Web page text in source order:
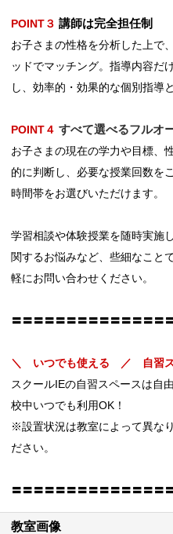
POINT３ 講師は完全担任制
お子さまの性格を分析した上で
ッドでマッチング。指導内容だ
し、効率的・効果的な個別指導
POINT４ すべて選べるフルオ
お子さまの現在の学力や目標、
的に判断し、必要な授業回数を
時間帯をお選びいただけます。
学習相談や体験授業を随時実施
関するお悩みなど、些細なこと
軽にお問い合わせください。
〓〓〓〓〓〓〓〓〓〓〓〓〓〓
＼ いつでも使える ／ 自習ス
スクールIEの自習スペースは自
校中いつでも利用OK！
※設置状況は教室によって異な
ださい。
〓〓〓〓〓〓〓〓〓〓〓〓〓〓
教室画像